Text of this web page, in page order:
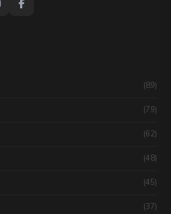
(89)
(79)
(62)
(48)
(45)
(37)